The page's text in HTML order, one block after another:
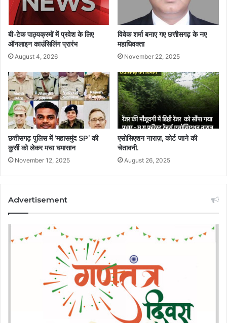
बी-टेक पाठ्यक्रमों में प्रवेश के लिए
ऑनलाइन काउंसिलिंग प्रारंभ
August 4, 2026
विवेक शर्मा बनाए गए छत्तीसगढ़ के नए
महाधिवक्ता
November 22, 2025
छत्तीसगढ़ पुलिस में ‘महासमुंद SP’ की
कुर्सी को लेकर मचा घमासान
November 12, 2025
एसोसिएशन नाराज़, कोर्ट जाने की
चेतावनी.
August 26, 2025
Advertisement